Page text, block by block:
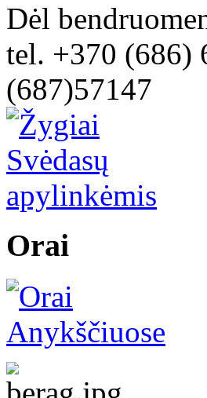
Dėl
tel. +370 (686)
(687)57147
Orai